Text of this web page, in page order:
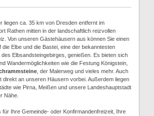
liegen ca. 35 km von Dresden entfernt im
Rathen mitten in der landschaftlich reizvollen
Von unseren Gästehäusern aus können Sie einen
die Elbe und die Bastei, eine der bekanntesten
Elbsandsteingebirges, genießen. Es bieten sich
Wandermöglichkeiten wie die Festung Königstein,
, der Malerweg und vieles mehr. Auch
direkt an unseren Häusern vorbei. Außerdem liegen
wie Pirna, Meißen und unsere Landeshauptstadt
Nähe.
für Ihre Gemeinde- oder Konfirmandenfreizeit, Ihre